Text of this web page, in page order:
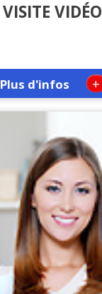
VISITE VIDÉO
Plus d'infos +